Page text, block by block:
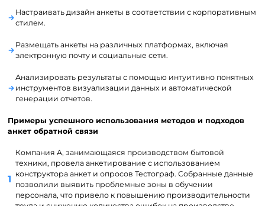
Настраивать дизайн анкеты в соответствии с корпоративным
стилем.
Размещать анкеты на различных платформах, включая
электронную почту и социальные сети.
Анализировать результаты с помощью интуитивно понятных
инструментов визуализации данных и автоматической
генерации отчетов.
Примеры успешного использования методов и подходов
анкет обратной связи
Компания A, занимающаяся производством бытовой
техники, провела анкетирование с использованием
конструктора анкет и опросов Тестограф. Собранные данные
позволили выявить проблемные зоны в обучении
персонала, что привело к повышению производительности